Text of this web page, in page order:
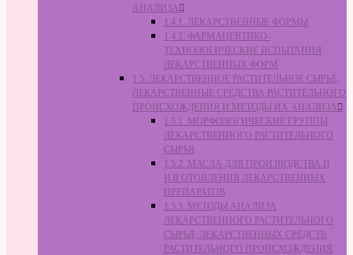
АНАЛИЗА
1.4.1. ЛЕКАРСТВЕННЫЕ ФОРМЫ
1.4.2. ФАРМАЦЕВТИКО-
ТЕХНОЛОГИЧЕСКИЕ ИСПЫТАНИЯ
ЛЕКАРСТВЕННЫХ ФОРМ
1.5. ЛЕКАРСТВЕННОЕ РАСТИТЕЛЬНОЕ СЫРЬЁ,
ЛЕКАРСТВЕННЫЕ СРЕДСТВА РАСТИТЕЛЬНОГО
ПРОИСХОЖДЕНИЯ И МЕТОДЫ ИХ АНАЛИЗА
1.5.1. МОРФОЛОГИЧЕСКИЕ ГРУППЫ
ЛЕКАРСТВЕННОГО РАСТИТЕЛЬНОГО
СЫРЬЯ
1.5.2. МАСЛА ДЛЯ ПРОИЗВОДСТВА И
ИЗГОТОВЛЕНИЯ ЛЕКАРСТВЕННЫХ
ПРЕПАРАТОВ
1.5.3. МЕТОДЫ АНАЛИЗА
ЛЕКАРСТВЕННОГО РАСТИТЕЛЬНОГО
СЫРЬЯ, ЛЕКАРСТВЕННЫХ СРЕДСТВ
РАСТИТЕЛЬНОГО ПРОИСХОЖДЕНИЯ